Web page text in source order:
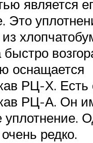
является
Это
оснащается
РЦ-Х.
РЦ-А. Он
уплотнение.
редко.